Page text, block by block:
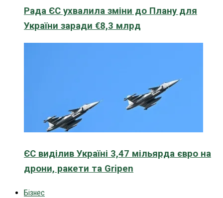
Рада ЄС ухвалила зміни до Плану для
України заради €8,3 млрд
ЄС виділив Україні 3,47 мільярда євро на
дрони, ракети та Gripen
Бізнес